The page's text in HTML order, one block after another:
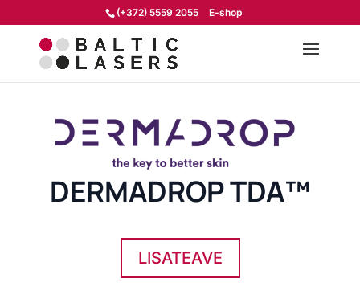
(+372) 5559 2055 E-shop
DERMADROP TDA™
LISATEAVE